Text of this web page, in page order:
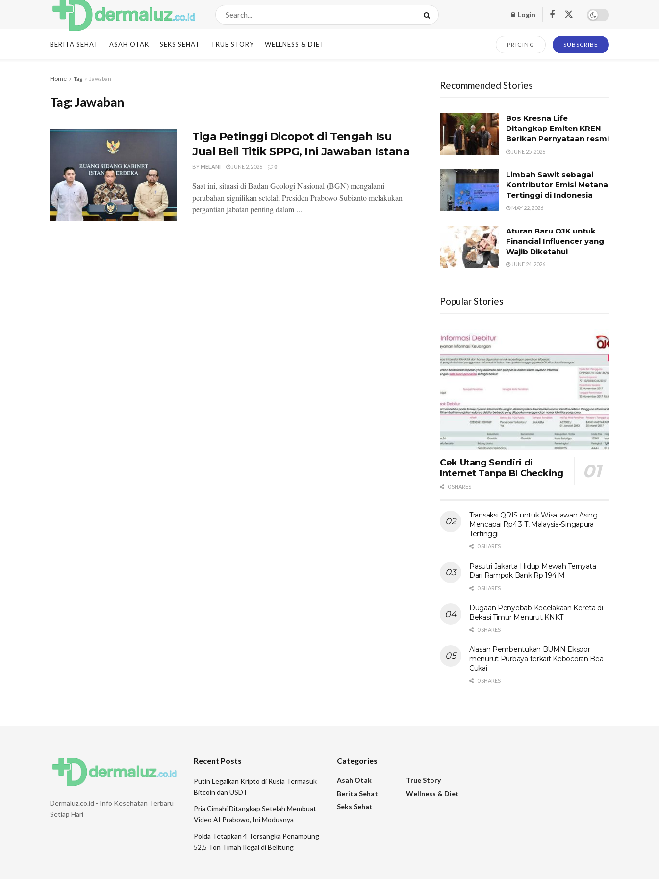
Login
BERITA SEHAT ASAH OTAK SEKS SEHAT TRUE STORY WELLNESS & DIET PRICING SUBSCRIBE
Home Tag Jawaban
Tag:Jawaban
Tiga Petinggi Dicopot di Tengah Isu
Jual Beli Titik SPPG, Ini Jawaban Istana
BYMELANI JUNE 2, 2026 0
Saat ini, situasi di Badan Geologi Nasional (BGN) mengalami
perubahan signifikan setelah Presiden Prabowo Subianto melakukan
pergantian jabatan penting dalam ...
Recommended Stories
Bos Kresna Life
Ditangkap Emiten KREN
Berikan Pernyataan resmi
JUNE 25, 2026
Limbah Sawit sebagai
Kontributor Emisi Metana
Tertinggi di Indonesia
MAY 22, 2026
Aturan Baru OJK untuk
Financial Influencer yang
Wajib Diketahui
JUNE 24, 2026
Popular Stories
Cek Utang Sendiri di
Internet Tanpa BI Checking
0 SHARES
Transaksi QRIS untuk Wisatawan Asing
Mencapai Rp4,3 T, Malaysia-Singapura
Tertinggi
0 SHARES
Pasutri Jakarta Hidup Mewah Ternyata
Dari Rampok Bank Rp 194 M
0 SHARES
Dugaan Penyebab Kecelakaan Kereta di
Bekasi Timur Menurut KNKT
0 SHARES
Alasan Pembentukan BUMN Ekspor
menurut Purbaya terkait Kebocoran Bea
Cukai
0 SHARES
Dermaluz.co.id - Info Kesehatan Terbaru
Setiap Hari
Recent Posts
Putin Legalkan Kripto di Rusia Termasuk
Bitcoin dan USDT
Pria Cimahi Ditangkap Setelah Membuat
Video AI Prabowo, Ini Modusnya
Polda Tetapkan 4 Tersangka Penampung
52,5 Ton Timah Ilegal di Belitung
Categories
Asah Otak
Berita Sehat
Seks Sehat
True Story
Wellness & Diet